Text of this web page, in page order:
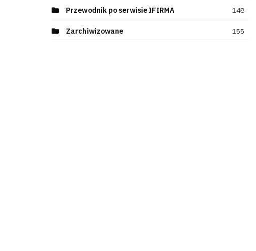
Przewodnik po serwisie IFIRMA 148
Zarchiwizowane 155